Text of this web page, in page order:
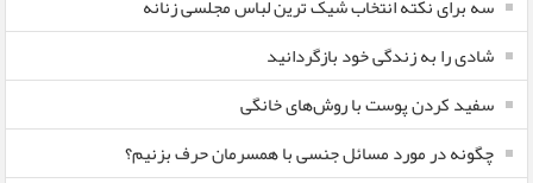
سه برای نکته انتخاب شیک ترین لباس مجلسی زنانه
شادی را به زندگی خود بازگردانید
سفید کردن پوست با روش‌های خانگی
چگونه در مورد مسائل جنسی با همسرمان حرف بزنیم؟